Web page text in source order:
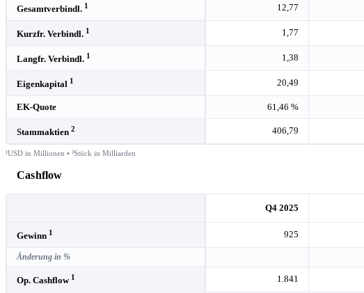
Gesamtverbindl. 1 12,77
Kurzfr. Verbindl. 1 1,77
Langfr. Verbindl. 1 1,38
Eigenkapital 1 20,49
EK-Quote 61,46 %
Stammaktien 2 406,79
¹USD in Millionen • ²Stück in Milliarden
Cashflow
Q4 2025
Gewinn 1 925
Änderung in %
Op. Cashflow 1 1.841